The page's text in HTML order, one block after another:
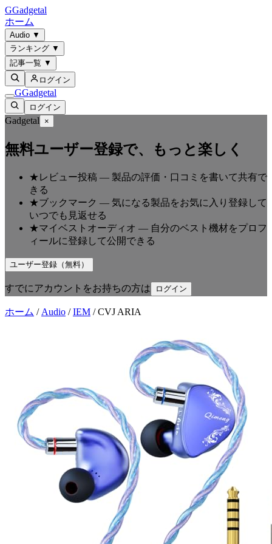
GGadgetal
ホーム
Audio ▼
ランキング ▼
記事一覧 ▼
ログイン
GGadgetal
ログイン
Gadgetal ×
無料ユーザー登録で、もっと楽しく
★レビュー投稿 — 製品の評価・口コミを書いて共有で
きる
★ブックマーク — 気になる製品をお気に入り登録して
いつでも見返せる
★マイベストオーディオ — 自分のベスト機材をプロフ
ィールに登録して公開できる
ユーザー登録（無料）
すでにアカウントをお持ちの方は ログイン
ホーム / Audio /IEM /CVJ ARIA